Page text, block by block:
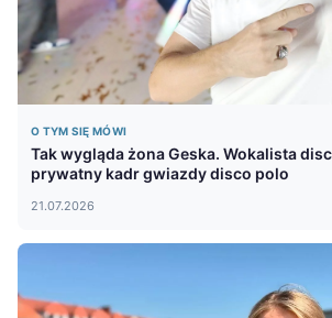
O TYM SIĘ MÓWI
Tak wygląda żona Geska. Wokalista
prywatny kadr gwiazdy disco polo
21.07.2026